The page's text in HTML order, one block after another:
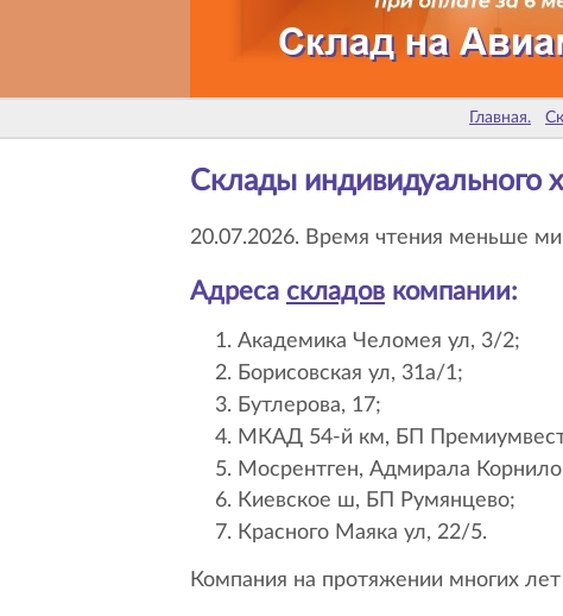
Главная.
Склады
20.07.2026. Время чтения меньше
Адреса складов компании:
Академика Челомея ул, 3/2;
Борисовская ул, 31а/1;
Бутлерова, 17;
МКАД 54-й км, БП
Мосрентген, Адмирала
Киевское ш, БП Румянцево;
Красного Маяка ул, 22/5.
Компания на протяжении многих